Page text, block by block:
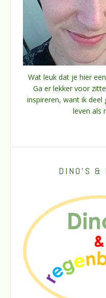
Wat leuk dat je hier
Ga er lekker voor
inspireren, want ik deel
leven als
DINO’S &